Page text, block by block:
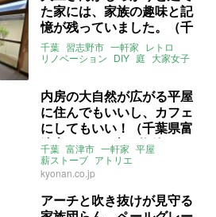
た家には、家族の趣味と記
憶が残っていました。（千
葉県習志野市108㎡の売買
物件）
千葉 習志野市 一軒家 レトロ
リノベーション DIY 庭 大家女子
内房の大自然が広がる平屋
に住んでもいいし、カフェ
にしてもいい！（千葉県富
津市193㎡の売買物件）
千葉 富津市 一軒家 平屋
薪ストーブ アトリエ
ウッドデッキ
売買
kyonan.co.jp
アーチと吹き抜けが見守る